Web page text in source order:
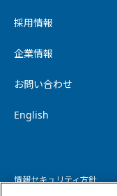
採用情報
企業情報
お問い合わせ
English
情報セキュリティ方針